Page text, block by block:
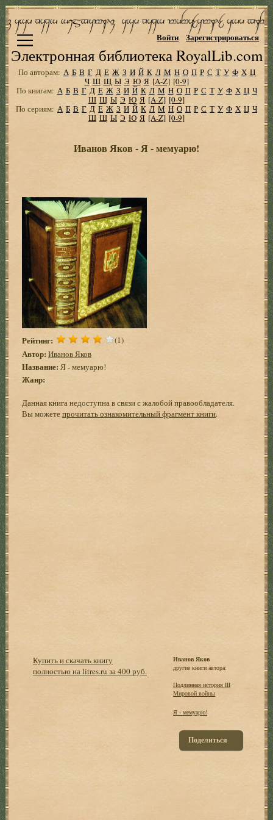
Электронная библиотека RoyalLib.com
Войти Зарегистрироваться
По авторам: А Б В Г Д Е Ж З И Й К Л М Н О П Р С Т У Ф Х Ц
Ч Ш Щ Ы Э Ю Я [A-Z] [0-9]
По книгам: А Б В Г Д Е Ж З И Й К Л М Н О П Р С Т У Ф Х Ц Ч
Ш Щ Ы Э Ю Я [A-Z] [0-9]
По сериям: А Б В Г Д Е Ж З И Й К Л М Н О П Р С Т У Ф Х Ц Ч
Ш Щ Ы Э Ю Я [A-Z] [0-9]
Иванов Яков - Я - мемуарю!
Рейтинг: (1)
Автор: Иванов Яков
Название: Я - мемуарю!
Жанр:
Данная книга недоступна в связи с жалобой правообладателя.
Вы можетепрочитать ознакомительный фрагмент книги.
Купить и скачать книгу
полностью на litres.ru за 400 руб.
Иванов Яков
другие книги автора:
Подлинная история III
Мировой войны
Я - мемуарю!
Поделиться